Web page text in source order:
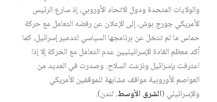
والولايات المتحدة ودول الاتحاد الأوروبي، إذ سارع الرئيس
الأمريكي جورج بوش، إلى الإعلان عن رفضه التعامل مع حركة
حماس ما لم تتخلَ عن برنامجها السياسي لتدمير إسرائيل، كما
أكد معظم القادة الإسرائيليين عدم التعامل مع الحركة إلا إذا
اعترفت بإسرائيل ونزعت السلاح. وصدرت في العديد من
العواصم الأوروبية مواقف مشابهة للموقفين الأمريكي
والإسرائيلي (الشرق الأوسط، لندن).